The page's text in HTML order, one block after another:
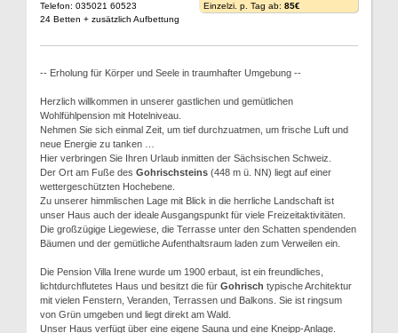
Telefon: 035021 60523
24 Betten + zusätzlich Aufbettung
Einzelzi. p. Tag ab: 85€
-- Erholung für Körper und Seele in traumhafter Umgebung --
Herzlich willkommen in unserer gastlichen und gemütlichen
Wohlfühlpension mit Hotelniveau.
Nehmen Sie sich einmal Zeit, um tief durchzuatmen, um frische Luft und
neue Energie zu tanken …
Hier verbringen Sie Ihren Urlaub inmitten der Sächsischen Schweiz.
Der Ort am Fuße des Gohrischsteins (448 m ü. NN) liegt auf einer
wettergeschützten Hochebene.
Zu unserer himmlischen Lage mit Blick in die herrliche Landschaft ist
unser Haus auch der ideale Ausgangspunkt für viele Freizeitaktivitäten.
Die großzügige Liegewiese, die Terrasse unter den Schatten spendenden
Bäumen und der gemütliche Aufenthaltsraum laden zum Verweilen ein.
Die Pension Villa Irene wurde um 1900 erbaut, ist ein freundliches,
lichtdurchflutetes Haus und besitzt die für Gohrisch typische Architektur
mit vielen Fenstern, Veranden, Terrassen und Balkons. Sie ist ringsum
von Grün umgeben und liegt direkt am Wald.
Unser Haus verfügt über eine eigene Sauna und eine Kneipp-Anlage.